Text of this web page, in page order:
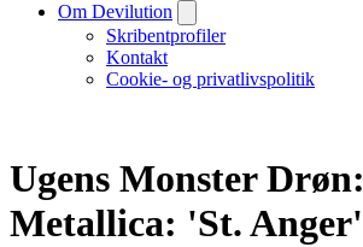
Om Devilution
Skribentprofiler
Kontakt
Cookie- og privatlivspolitik
Ugens Monster Drøn:
Metallica: 'St. Anger'